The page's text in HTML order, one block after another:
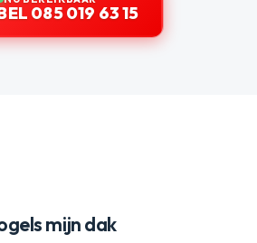
085 019 63 15
mijn dak